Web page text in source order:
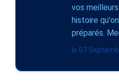
vos
histoire
préparés.
le 07